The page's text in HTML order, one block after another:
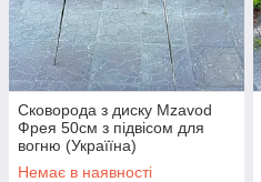
Сковорода з диску Mzavod
Фрея 50см з підвісом для
вогню (Україїна)
Немає в наявності